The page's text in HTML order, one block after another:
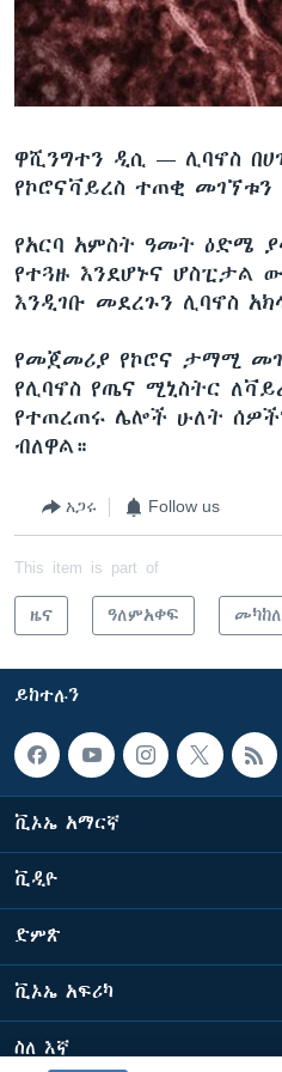
ቋንቋዎች
ዋሺንግተን ዲሲ — ሊባኖስ
የኮሮናቫይረስ ተጠቂ መገኘቱን
የአርባ አምስት ዓመት ዕድሜ
የተጓዙ እንደሆኑና ሆስፒታል
እንዲገቡ መደረጉን ሊባኖስ
የመጀመሪያ የኮሮና ታማሚ
የሊባኖስ የጤና ሚኒስትር
የተጠረጠሩ ሌሎች ሁለት
ብለዋል።
አጋሩ Follow us
This item is part of
ዜና ዓለምአቀፍ
ይከተሉን
ቪኦኤ አማርኛ
ቪዲዮ
ድምጽ
ቪኦኤ አፍሪካ
ስለ እኛ